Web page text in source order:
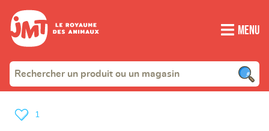
Menu
1